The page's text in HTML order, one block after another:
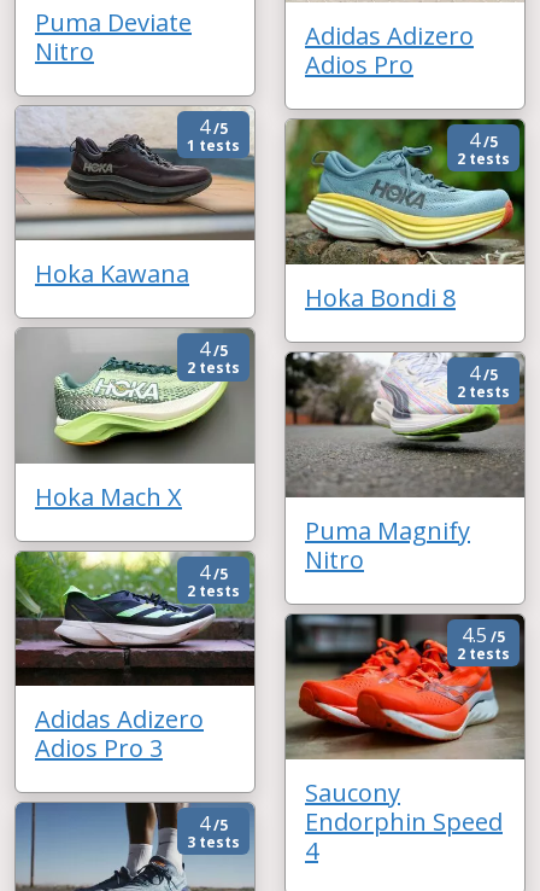
Puma Deviate
Nitro
4/5
1 tests
Hoka Kawana
4/5
2 tests
Hoka Mach X
4/5
2 tests
Adidas Adizero
Adios Pro 3
4/5
3 tests
Adidas Adizero
Adios Pro
4/5
2 tests
Hoka Bondi 8
4/5
2 tests
Puma Magnify
Nitro
4.5 /5
2 tests
Saucony
Endorphin Speed
4